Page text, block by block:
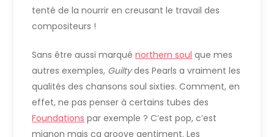
tenté de la nourrir en creusant le travail des
compositeurs !
Sans être aussi marquénorthern soul que mes
autres exemples, Guiltydes Pearls a vraiment les
qualités des chansons soul sixties. Comment, en
effet, ne pas penser à certains tubes des
Foundations par exemple ? C’est pop, c’est
mignon mais ça groove gentiment. Les